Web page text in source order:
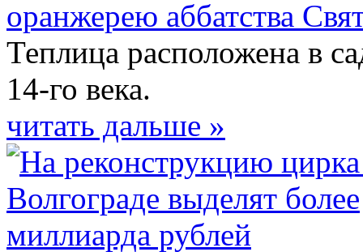
оранжерею аббатства
Теплица расположена в
14-го века.
читать дальше »